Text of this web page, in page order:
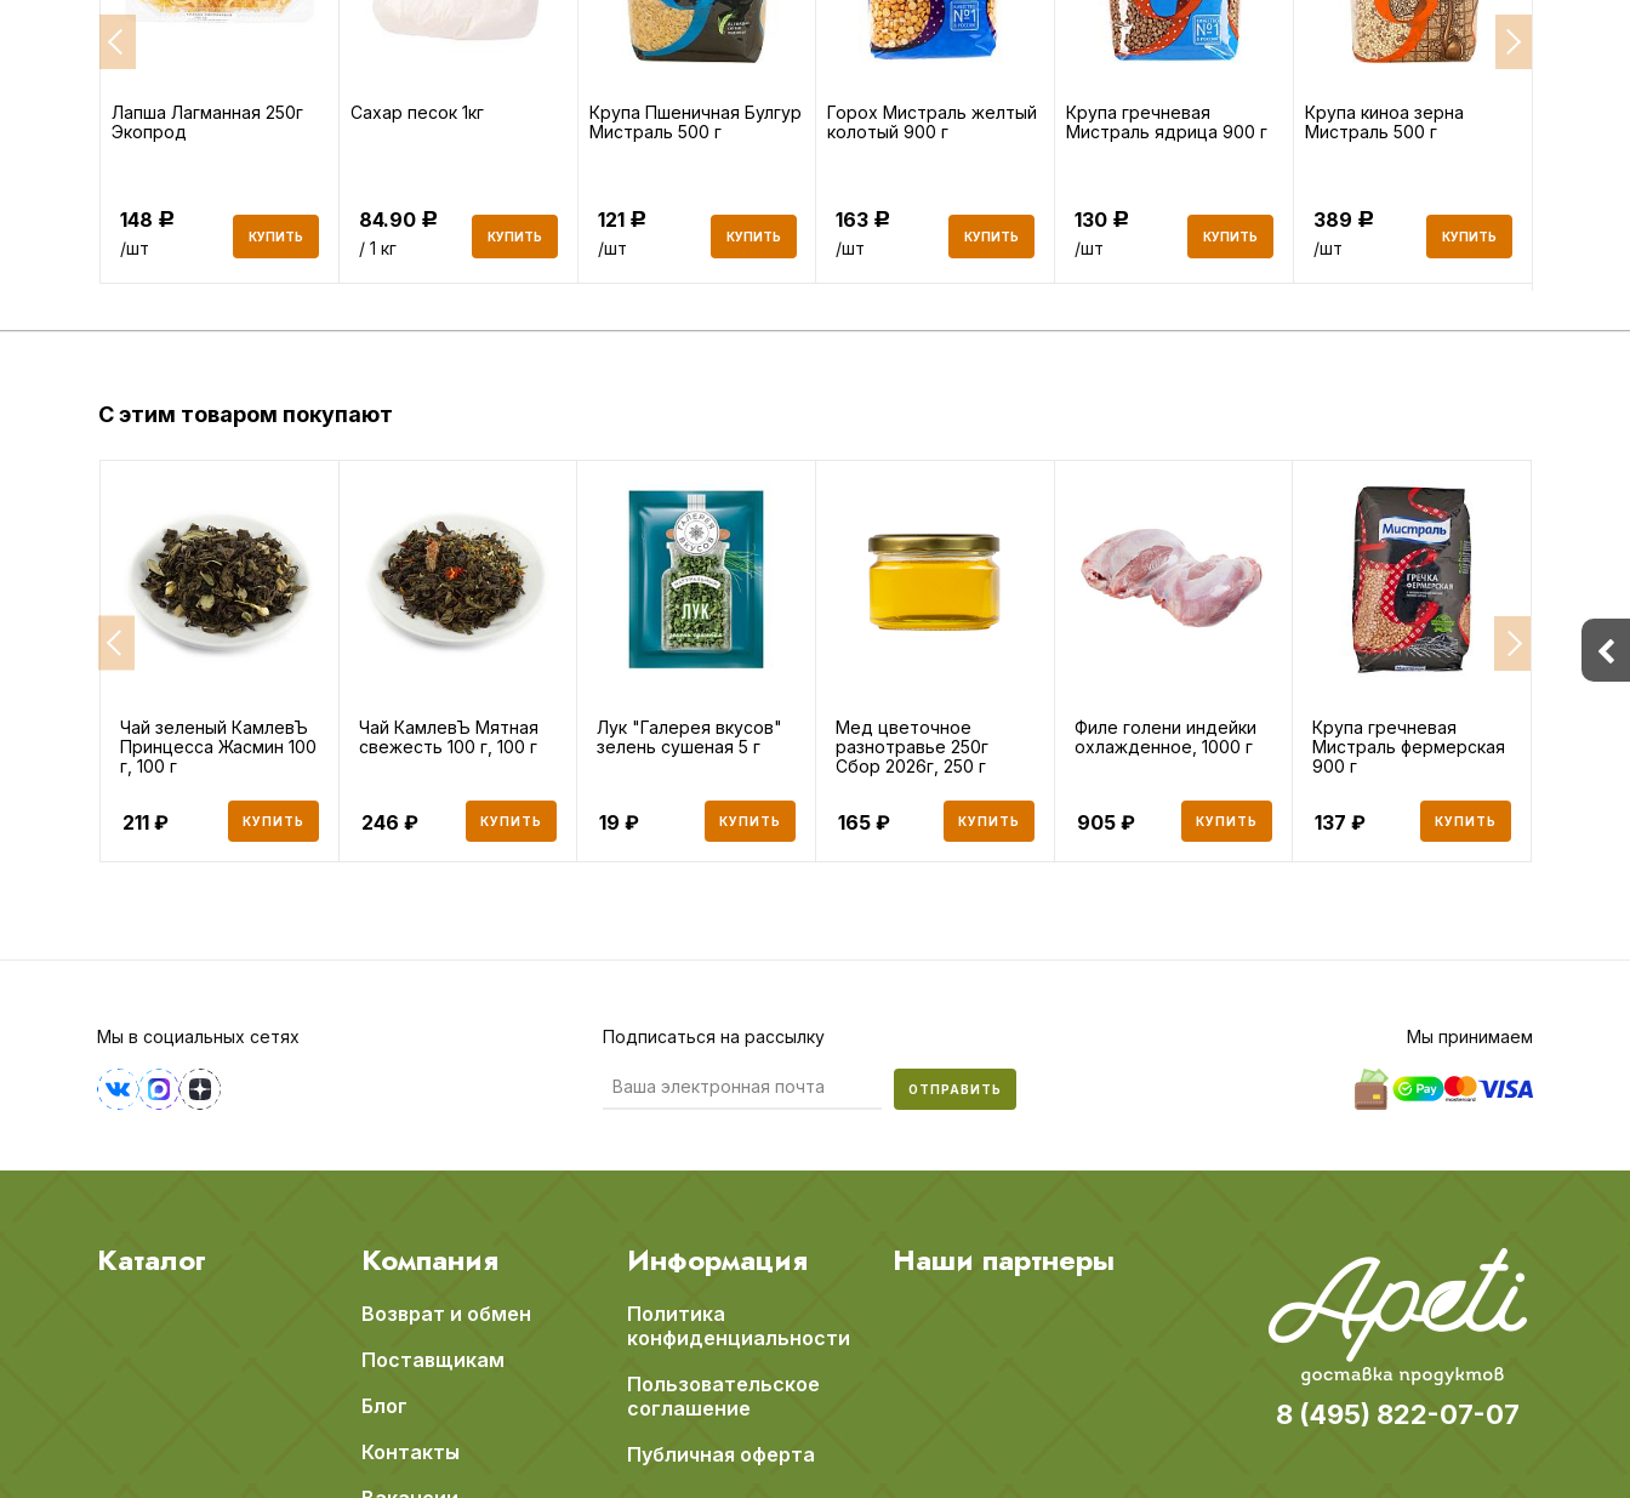
Лапша Лагманная 250г
Экопрод
148 Р
/шт
КУПИТЬ
Сахар песок 1кг
84.90 Р
/ 1 кг
КУПИТЬ
Крупа Пшеничная Булгур
Мистраль 500 г
121 Р
/шт
КУПИТЬ
Горох Мистраль желтый
колотый 900 г
163 Р
/шт
КУПИТЬ
Крупа гречневая
Мистраль ядрица 900 г
130 Р
/шт
КУПИТЬ
Крупа киноа зерна
Мистраль 500 г
389 Р
/шт
КУПИТЬ
С этим товаром покупают
Чай зеленый КамлевЪ
Принцесса Жасмин 100
г, 100 г
211 КУПИТЬ
Чай КамлевЪ Мятная
свежесть 100 г, 100 г
246 КУПИТЬ
Лук "Галерея вкусов"
зелень сушеная 5 г
19 КУПИТЬ
Мед цветочное
разнотравье 250г
Сбор 2026г, 250 г
165 КУПИТЬ
Филе голени индейки
охлажденное, 1000 г
905 КУПИТЬ
Крупа гречневая
Мистраль фермерская
900 г
137 КУПИТЬ
Мы в социальных сетях Подписаться на рассылку
ОТПРАВИТЬ
Мы принимаем
Каталог Компания
Возврат и обмен
Поставщикам
Блог
Контакты
Информация
Политика
конфиденциальности
Пользовательское
соглашение
Публичная оферта
Наши партнеры
8 (495) 822-07-07